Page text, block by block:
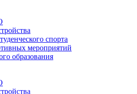
спорта
мероприятий
образования